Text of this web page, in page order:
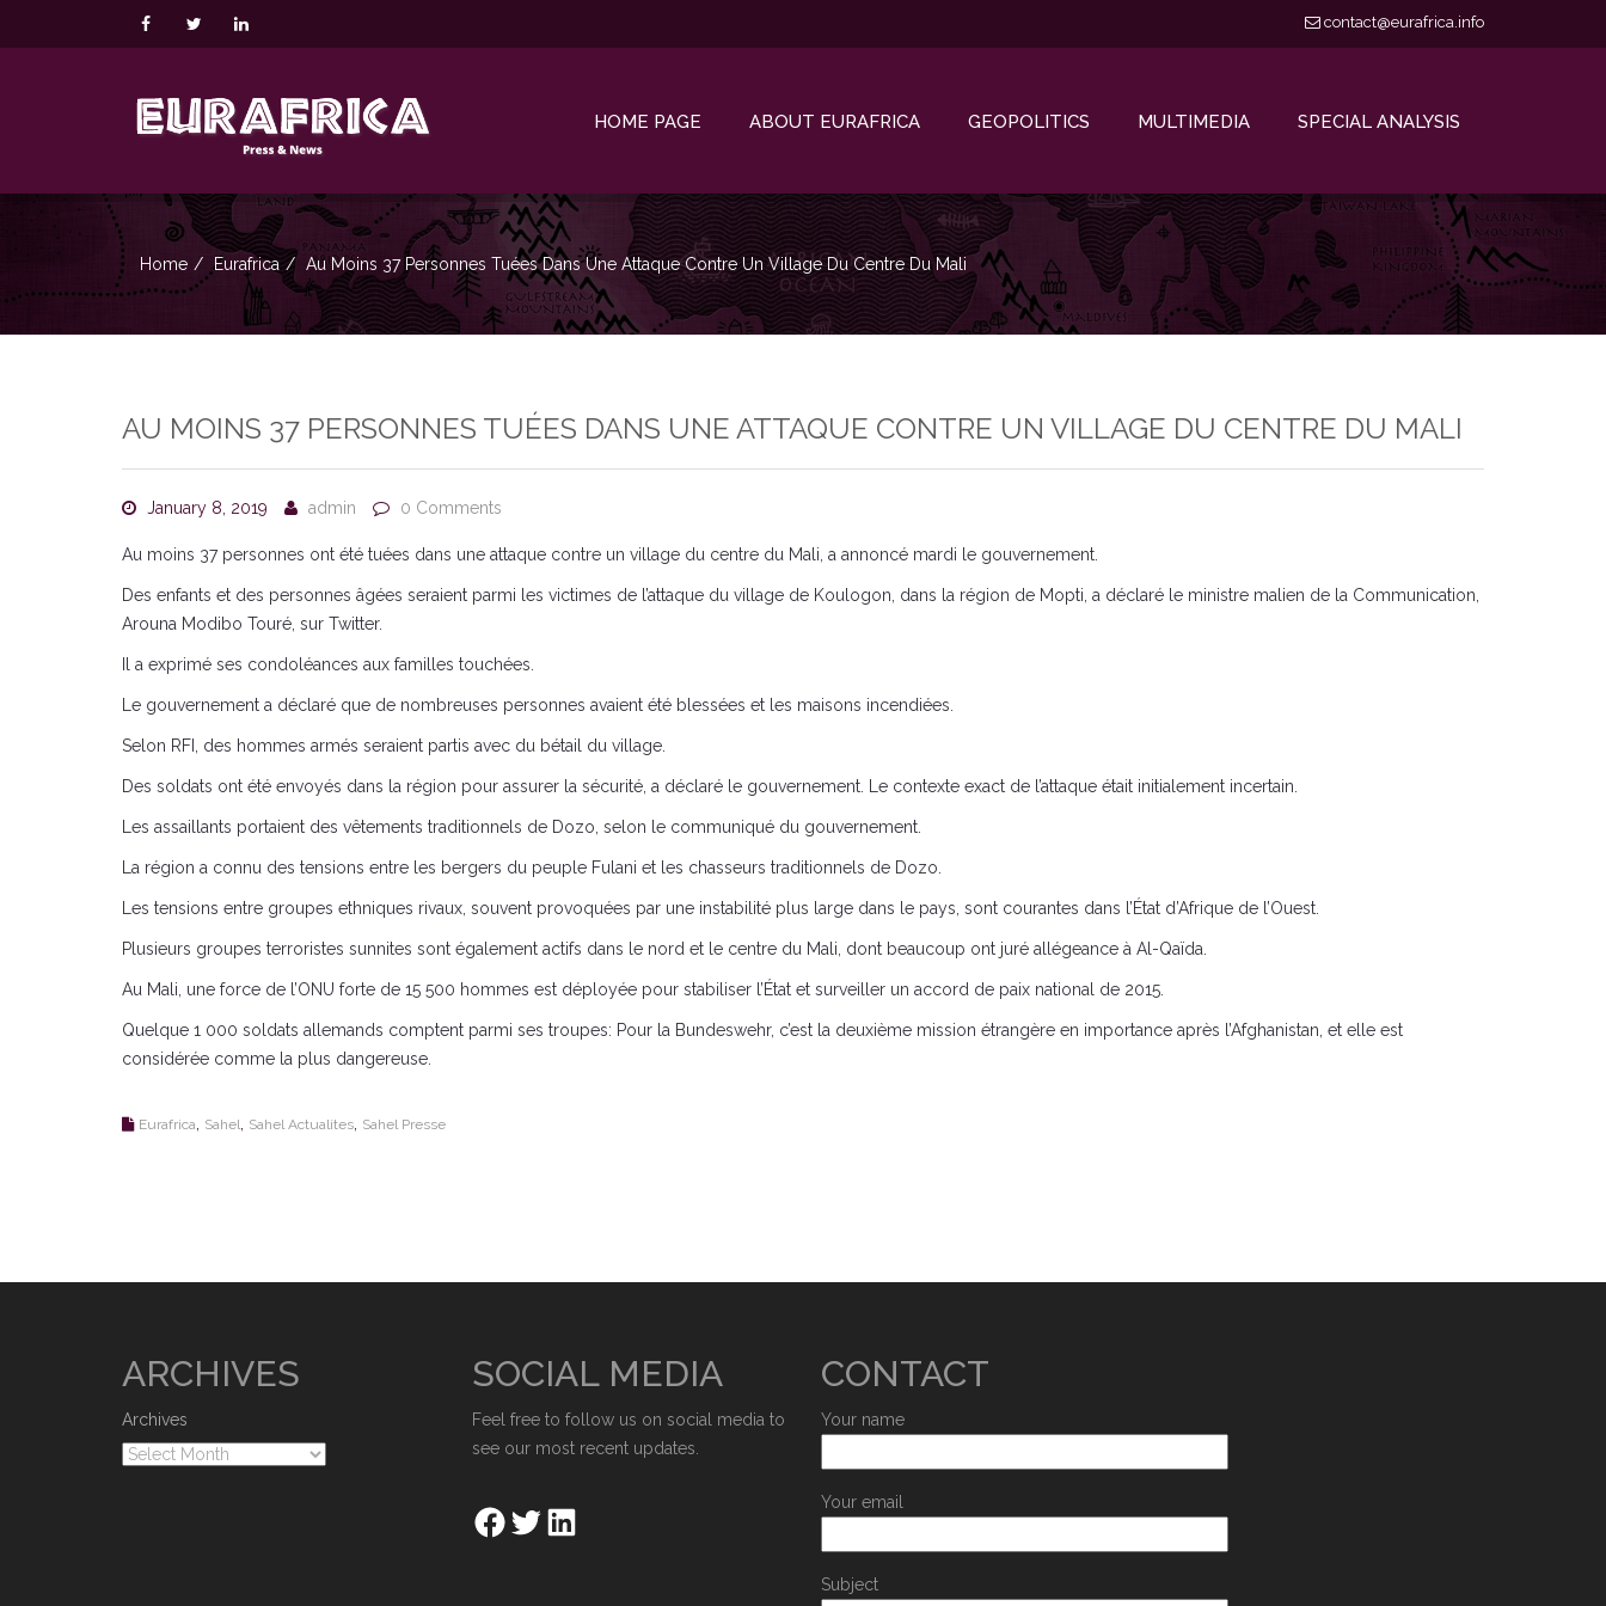
contact@eurafrica.info
HOME PAGE ABOUT EURAFRICA GEOPOLITICS MULTIMEDIA SPECIAL ANALYSIS
Home Eurafrica Au Moins 37 Personnes Tuées Dans Une Attaque Contre Un Village Du Centre Du Mali
AU MOINS 37 PERSONNES TUÉES DANS UNE ATTAQUE CONTRE UN VILLAGE DU CENTRE DU MALI
January 8, 2019 admin 0 Comments
Au moins 37 personnes ont été tuées dans une attaque contre un village du centre du Mali, a annoncé mardi le gouvernement.
Des enfants et des personnes âgées seraient parmi les victimes de l’attaque du village de Koulogon, dans la région de Mopti, a déclaré le ministre malien de la Communication,
Arouna Modibo Touré, sur Twitter.
Il a exprimé ses condoléances aux familles touchées.
Le gouvernement a déclaré que de nombreuses personnes avaient été blessées et les maisons incendiées.
Selon RFI, des hommes armés seraient partis avec du bétail du village.
Des soldats ont été envoyés dans la région pour assurer la sécurité, a déclaré le gouvernement. Le contexte exact de l’attaque était initialement incertain.
Les assaillants portaient des vêtements traditionnels de Dozo, selon le communiqué du gouvernement.
La région a connu des tensions entre les bergers du peuple Fulani et les chasseurs traditionnels de Dozo.
Les tensions entre groupes ethniques rivaux, souvent provoquées par une instabilité plus large dans le pays, sont courantes dans l’État d’Afrique de l’Ouest.
Plusieurs groupes terroristes sunnites sont également actifs dans le nord et le centre du Mali, dont beaucoup ont juré allégeance à Al-Qaïda.
Au Mali, une force de l’ONU forte de 15 500 hommes est déployée pour stabiliser l’État et surveiller un accord de paix national de 2015.
Quelque 1 000 soldats allemands comptent parmi ses troupes: Pour la Bundeswehr, c’est la deuxième mission étrangère en importance après l’Afghanistan, et elle est
considérée comme la plus dangereuse.
Eurafrica Sahel Sahel Actualites Sahel Presse
ARCHIVES
Archives
SOCIAL MEDIA
Feel free to follow us on social media to
see our most recent updates.
CONTACT
Your name
Your email
Subject